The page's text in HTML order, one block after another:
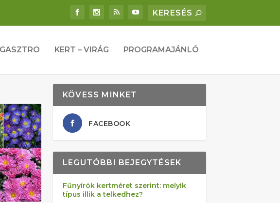
GASZTRO KERT – VIRÁG PROGRAMAJÁNLÓ
KÖVESS MINKET
FACEBOOK
LEGUTÓBBI BEJEGYTÉSEK
Fűnyírók kertméret szerint: melyik
típus illik a telkedhez?